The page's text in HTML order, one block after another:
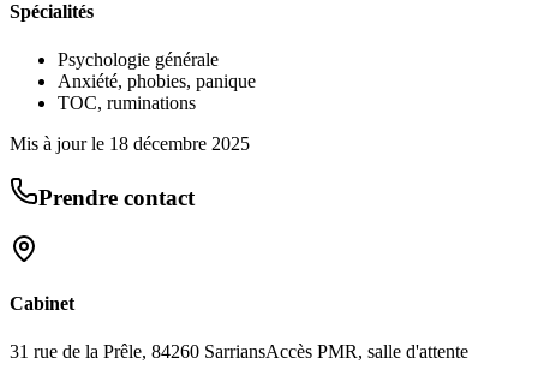
Spécialités
Psychologie générale
Anxiété, phobies, panique
TOC, ruminations
Mis à jour le 18 décembre 2025
Prendre contact
Cabinet
31 rue de la Prêle, 84260 SarriansAccès PMR, salle d'attente